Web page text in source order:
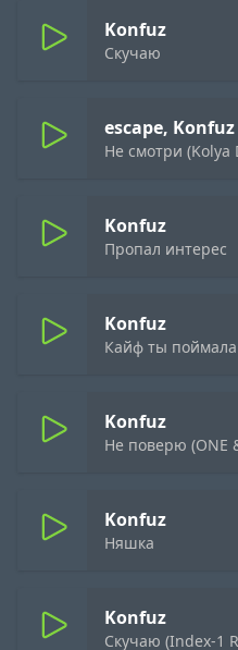
Konfuz
Скучаю
escape, Konfuz
Не смотри (Kolya
Konfuz
Пропал интерес
Konfuz
Кайф ты поймала
Konfuz
Не поверю (ONE
Konfuz
Няшка
Konfuz
Скучаю (Index-1